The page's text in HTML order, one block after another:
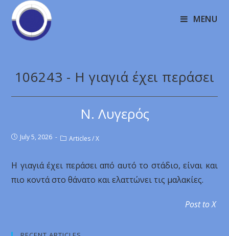
MENU
106243 - Η γιαγιά έχει περάσει
Ν. Λυγερός
July 5, 2026 Articles / X
Η γιαγιά έχει περάσει από αυτό το στάδιο, είναι και
πιο κοντά στο θάνατο και ελαττώνει τις μαλακίες.
Post to X